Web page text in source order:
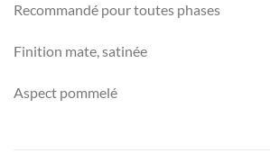
Recommandé pour toutes phases
Finition mate, satinée
Aspect pommelé